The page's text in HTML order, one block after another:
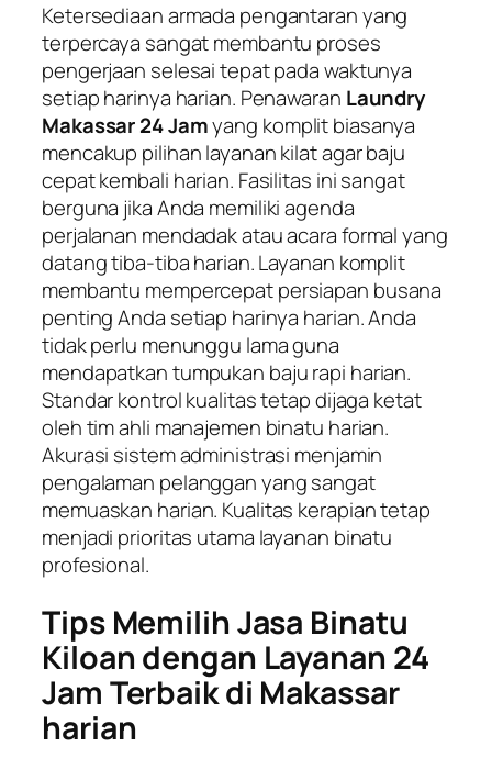
Ketersediaan armada pengantaran yang
terpercaya sangat membantu proses
pengerjaan selesai tepat pada waktunya
setiap harinya harian. Penawaran Laundry
Makassar 24 Jamyang komplit biasanya
mencakup pilihan layanan kilat agar baju
cepat kembali harian. Fasilitas ini sangat
berguna jika Anda memiliki agenda
perjalanan mendadak atau acara formal yang
datang tiba-tiba harian. Layanan komplit
membantu mempercepat persiapan busana
penting Anda setiap harinya harian. Anda
tidak perlu menunggu lama guna
mendapatkan tumpukan baju rapi harian.
Standar kontrol kualitas tetap dijaga ketat
oleh tim ahli manajemen binatu harian.
Akurasi sistem administrasi menjamin
pengalaman pelanggan yang sangat
memuaskan harian. Kualitas kerapian tetap
menjadi prioritas utama layanan binatu
profesional.
Tips Memilih Jasa Binatu
Kiloan dengan Layanan 24
Jam Terbaik di Makassar
harian